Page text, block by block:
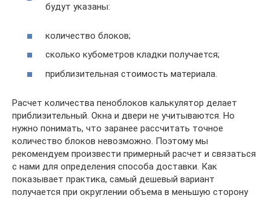
будут указаны:
количество блоков;
сколько кубометров кладки получается;
приблизительная стоимость материала.
Расчет количества пеноблоков калькулятор делает
приблизительный. Окна и двери не учитываются. Но
нужно понимать, что заранее рассчитать точное
количество блоков невозможно. Поэтому мы
рекомендуем произвести примерный расчет и связаться
с нами для определения способа доставки. Как
показывает практика, самый дешевый вариант
получается при округлении объема в меньшую сторону